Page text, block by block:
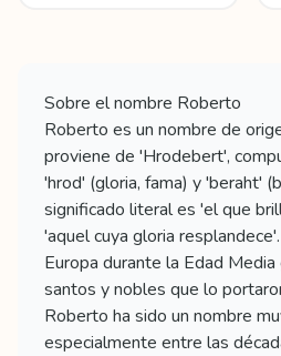
Sobre el nombre Roberto
Roberto es un nombre de
proviene de 'Hrodebert',
'hrod' (gloria, fama) y 'beraht'
significado literal es 'el que
'aquel cuya gloria
Europa durante la Edad
santos y nobles que lo
Roberto ha sido un nombre
especialmente entre las